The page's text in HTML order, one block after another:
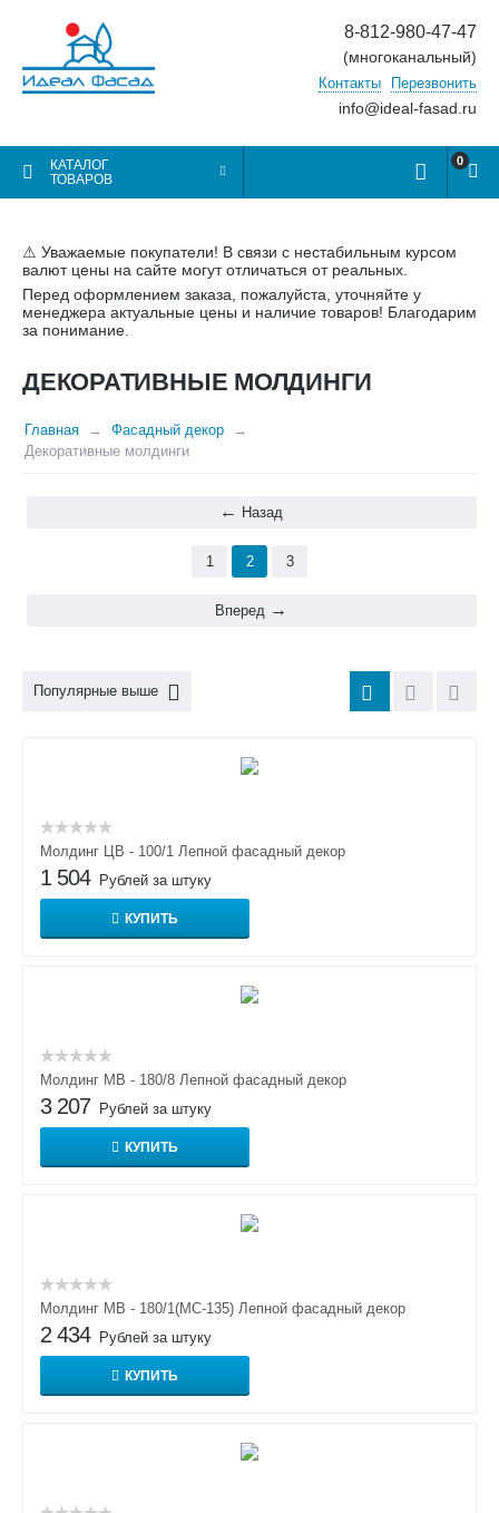
8-812-980-47-47
(многоканальный)
Контакты Перезвонить
info@ideal-fasad.ru
КАТАЛОГ
ТОВАРОВ
0
⚠ Уважаемые покупатели! В связи с нестабильным курсом
валют цены на сайте могут отличаться от реальных.
Перед оформлением заказа, пожалуйста, уточняйте у
менеджера актуальные цены и наличие товаров! Благодарим
за понимание.
ДЕКОРАТИВНЫЕ МОЛДИНГИ
Главная
Фасадный декор
Декоративные молдинги
Назад
1 2 3
Вперед
Популярные выше
Молдинг ЦВ - 100/1 Лепной фасадный декор
1 504 Рублей за штуку
КУПИТЬ
Молдинг МВ - 180/8 Лепной фасадный декор
3 207 Рублей за штуку
КУПИТЬ
Молдинг МВ - 180/1(МС-135) Лепной фасадный декор
2 434 Рублей за штуку
КУПИТЬ